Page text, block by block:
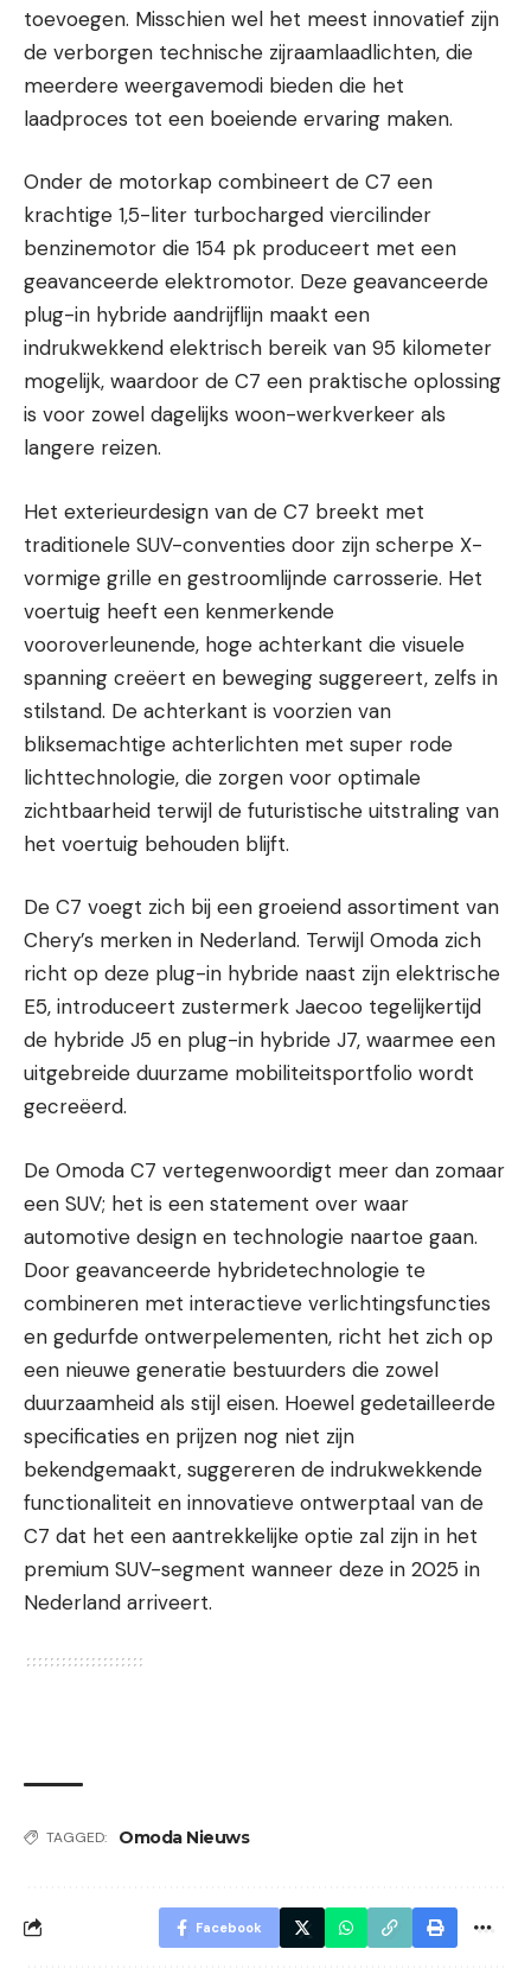
toevoegen. Misschien wel het meest innovatief zijn
de verborgen technische zijraamlaadlichten, die
meerdere weergavemodi bieden die het
laadproces tot een boeiende ervaring maken.
Onder de motorkap combineert de C7 een
krachtige 1,5-liter turbocharged viercilinder
benzinemotor die 154 pk produceert met een
geavanceerde elektromotor. Deze geavanceerde
plug-in hybride aandrijflijn maakt een
indrukwekkend elektrisch bereik van 95 kilometer
mogelijk, waardoor de C7 een praktische oplossing
is voor zowel dagelijks woon-werkverkeer als
langere reizen.
Het exterieurdesign van de C7 breekt met
traditionele SUV-conventies door zijn scherpe X-
vormige grille en gestroomlijnde carrosserie. Het
voertuig heeft een kenmerkende
vooroverleunende, hoge achterkant die visuele
spanning creëert en beweging suggereert, zelfs in
stilstand. De achterkant is voorzien van
bliksemachtige achterlichten met super rode
lichttechnologie, die zorgen voor optimale
zichtbaarheid terwijl de futuristische uitstraling van
het voertuig behouden blijft.
De C7 voegt zich bij een groeiend assortiment van
Chery’s merken in Nederland. Terwijl Omoda zich
richt op deze plug-in hybride naast zijn elektrische
E5, introduceert zustermerk Jaecoo tegelijkertijd
de hybride J5 en plug-in hybride J7, waarmee een
uitgebreide duurzame mobiliteitsportfolio wordt
gecreëerd.
De Omoda C7 vertegenwoordigt meer dan zomaar
een SUV; het is een statement over waar
automotive design en technologie naartoe gaan.
Door geavanceerde hybridetechnologie te
combineren met interactieve verlichtingsfuncties
en gedurfde ontwerpelementen, richt het zich op
een nieuwe generatie bestuurders die zowel
duurzaamheid als stijl eisen. Hoewel gedetailleerde
specificaties en prijzen nog niet zijn
bekendgemaakt, suggereren de indrukwekkende
functionaliteit en innovatieve ontwerptaal van de
C7 dat het een aantrekkelijke optie zal zijn in het
premium SUV-segment wanneer deze in 2025 in
Nederland arriveert.
TAGGED: Omoda Nieuws
Facebook